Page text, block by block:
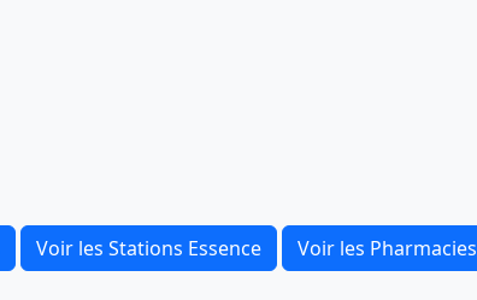
Voir les Stations Essence Voir les Pharmacies